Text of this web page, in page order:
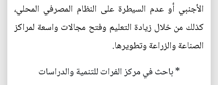
الأجنبي أو عدم السيطرة على النظام المصرفي المحلي،
كذلك من خلال زيادة التعليم وفتح مجالات واسعة لمراكز
الصناعة والزراعة وتطويرها.
* باحث في مركز الفرات للتنمية والدراسات